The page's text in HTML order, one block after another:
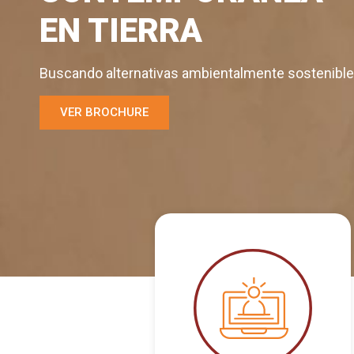
EN TIERRA
Buscando alternativas ambientalmente
VER BROCHURE